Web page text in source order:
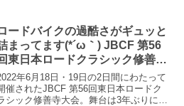
けも発表されたことですし・・・っ
、えぇ！？ ワタクシ降格ですか、E2か
E3へ(◎_◎;)！？ やばいうっかり計算
違えたｗｗｗ もうE2戻れないよぅ
ﾌﾟｷﾞｬｰ
ードバイクの過酷さがギュッと
まってます(*´ω｀) JBCF 第56
東日本ロードクラシック修善寺
会、ＺＡＰＰＥＩ極が参戦！
年6月18日・19日の2日間にわたって
催されたJBCF 第56回東日本ロードク
シック修善寺大会。舞台は3年ぶりに復